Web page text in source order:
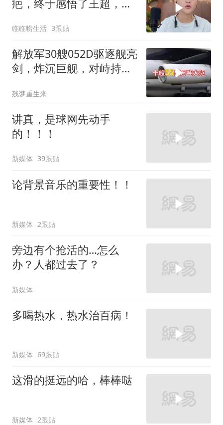
疤，终于感悟了王超，他
临临唠生活 3跟贴
解放军30艘052D驱逐舰亮
剑，炸沉巨舰，对峙持续
残梦重生来
讲真，是球网先动手
的！！！
新媒体 39跟贴
论背景音乐的重要性！！
新媒体 2跟贴
旁边有个抢活的…怎么
办？人都过去了？
新媒体
多喝热水，热水治百病！
新媒体 69跟贴
这滑的挺远的哈，棒棒哒
新媒体 2跟贴